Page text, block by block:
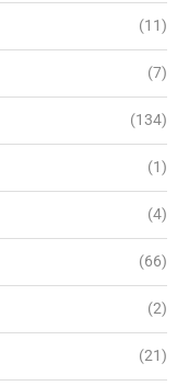
(11)
(7)
(134)
(1)
(4)
(66)
(2)
(21)